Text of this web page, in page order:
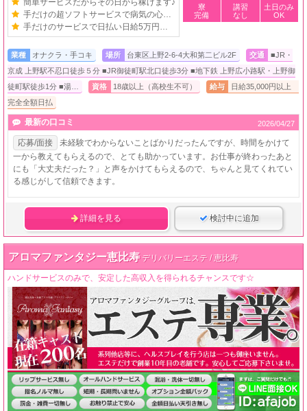
手だけの超ソフトサービスで病気の心配なし
手だけのサービスで日払い日給5万円可能♪
寮
完備
講習
なし
土日のみ
OK
業種 オナクラ・手コキ 場所 台東区上野2-6-4大和第二ビル2F 交通
■JR・
京成 上野駅不忍口徒歩５分 ■JR御徒町駅北口徒歩3分 ■地下鉄 上野広小路駅・上野御
徒町駅徒歩1分 ■湯…
資格 18歳以上（高校生不可） 給与
日給35,000円以上
完全全額日払
最新の口コミ 2026/04/27
応募/面接
未経験でわからないことばかりだったんですが、時間をかけて
一から教えてもらえるので、とても助かっています。お仕事が終わったあと
にも「大丈夫だった？」と声をかけてもらえるので、ちゃんと見てくれてい
る感じがして信頼できます。
詳細を見る 検討中に追加
アロマファンタジー恵比寿 デリバリーエステ / 恵比寿
ハンドサービスのみで、安定した高収入を得られるチャンスです☆